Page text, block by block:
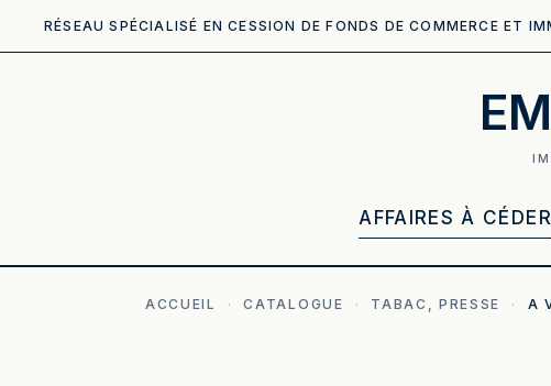
RÉSEAU SPÉCIALISÉ EN CESSION DE FONDS DE COMMERCE ET
AFFAIRES À CÉDER
ACCUEIL · CATALOGUE · TABAC, PRESSE · A